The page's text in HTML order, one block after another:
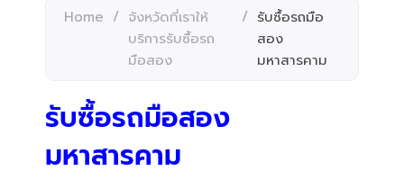
Home / จังหวัดที่เราให้
บริการรับซื้อรถ
มือสอง
/ รับซื้อรถมือ
สอง
มหาสารคาม
รับซื้อรถมือสอง
มหาสารคาม